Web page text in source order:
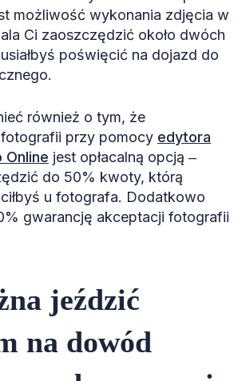
możliwość wykonania zdjęcia w
Ci zaoszczędzić około dwóch
poświęcić na dojazd do
również o tym, że
przy pomocy edytora
Online jest opłacalną opcją ‒
do 50% kwoty, którą
u fotografa. Dodatkowo
gwarancję akceptacji fotografii
jeździć
na dowód